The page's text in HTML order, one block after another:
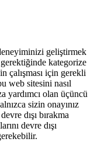
geliştirmek
kategorize
çalışması için gerekli
web sitesini nasıl
yardımcı olan üçüncü
sizin onayınız
dışı bırakma
devre dışı